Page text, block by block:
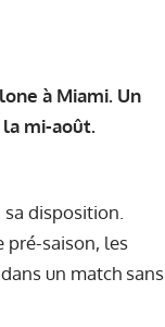
à Miami. Un
la mi-août.
disposition.
pré-saison, les
un match sans